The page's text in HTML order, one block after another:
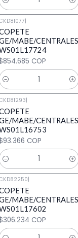
|
MABE/CENTRALES
COP
|
MABE/CENTRALES
COP
|
MABE/CENTRALES
COP